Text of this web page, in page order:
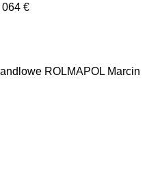
064 €
ROLMAPOL Marcin